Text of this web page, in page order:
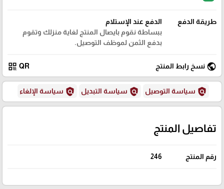
طريقة الدفع
الدفع عند الإستلام
ببساطة نقوم بايصال المنتج لغاية منزلك وتقوم
بدفع الثمن لموظف التوصيل.
public نسخ رابط المنتج QR
qr_code
policy سياسة التوصيل policy سياسة التبديل policy سياسة الإلغاء
تفاصيل المنتج
رقم المنتج 246